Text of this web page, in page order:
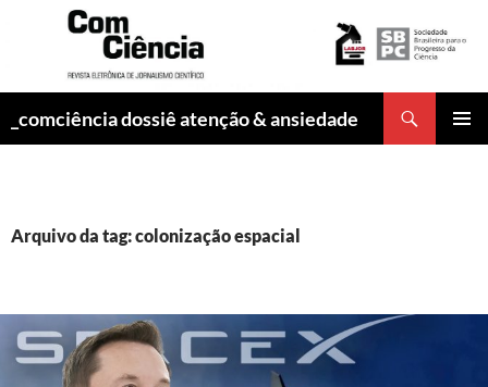
_comciência dossiê atenção & ansiedade
Arquivo da tag: colonização espacial